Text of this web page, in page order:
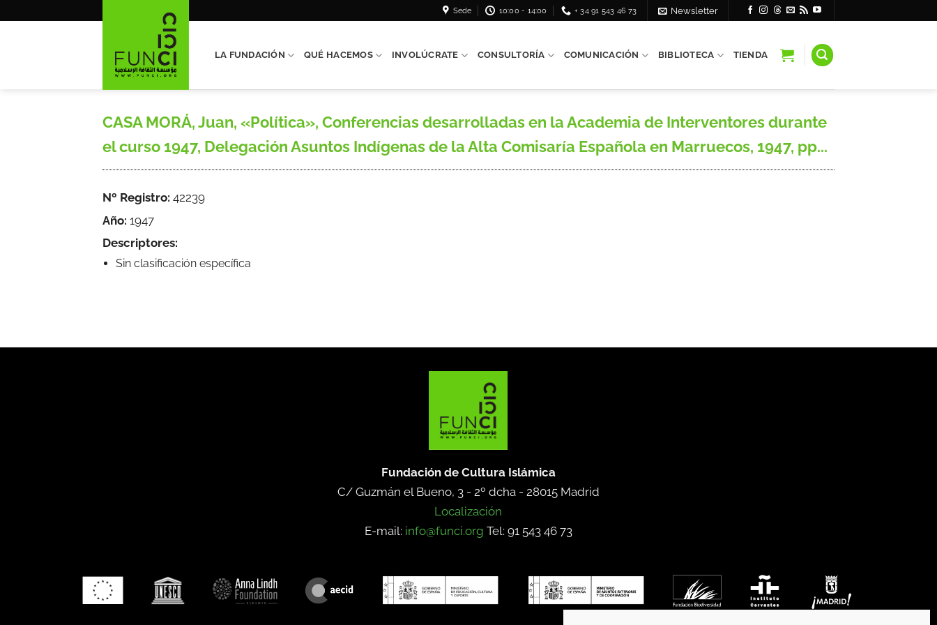
Sede 10:00 - 14:00 + 34 91 543 46 73 Newsletter
LA FUNDACIÓN QUÉ HACEMOS INVOLÚCRATE CONSULTORÍA COMUNICACIÓN BIBLIOTECA TIENDA
CASA MORÁ, Juan, «Política», Conferencias desarrolladas en la Academia de Interventores durante
el curso 1947, Delegación Asuntos Indígenas de la Alta Comisaría Española en Marruecos, 1947, pp...
Nº Registro: 42239
Año: 1947
Descriptores:
Sin clasificación específica
Fundación de Cultura Islámica
C/ Guzmán el Bueno, 3 - 2º dcha - 28015 Madrid
Localización
E-mail: info@funci.org Tel: 91 543 46 73